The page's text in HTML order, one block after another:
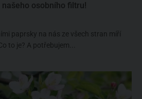
osobního filtru!
paprsky na nás ze všech stran míří
to je? A potřebujem...